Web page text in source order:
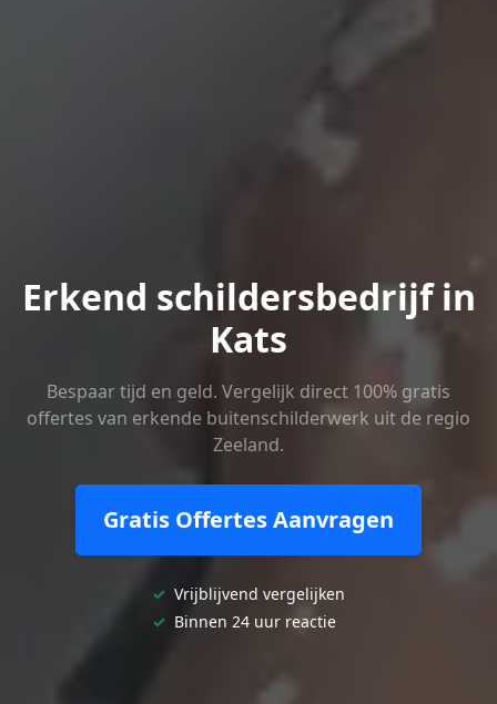
Erkend schildersbedrijf in
Kats
Bespaar tijd en geld. Vergelijk direct 100% gratis
offertes van erkende buitenschilderwerk uit de regio
Zeeland.
Gratis Offertes Aanvragen
✓ Vrijblijvend vergelijken
✓ Binnen 24 uur reactie